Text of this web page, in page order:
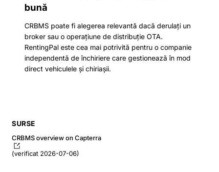
bună
CRBMS poate fi alegerea relevantă dacă derulați un
broker sau o operațiune de distribuție OTA.
RentingPal este cea mai potrivită pentru o companie
independentă de închiriere care gestionează în mod
direct vehiculele și chiriașii.
SURSE
CRBMS overview on Capterra
(verificat 2026-07-06)